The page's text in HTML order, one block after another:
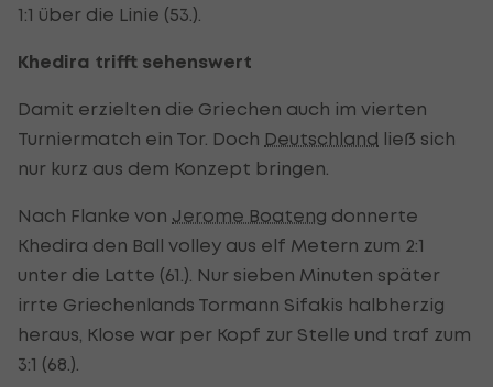
1:1 über die Linie (53.).
Khedira trifft sehenswert
Damit erzielten die Griechen auch im vierten
Turniermatch ein Tor. Doch Deutschland ließ sich
nur kurz aus dem Konzept bringen.
Nach Flanke von Jerome Boateng donnerte
Khedira den Ball volley aus elf Metern zum 2:1
unter die Latte (61.). Nur sieben Minuten später
irrte Griechenlands Tormann Sifakis halbherzig
heraus, Klose war per Kopf zur Stelle und traf zum
3:1 (68.).